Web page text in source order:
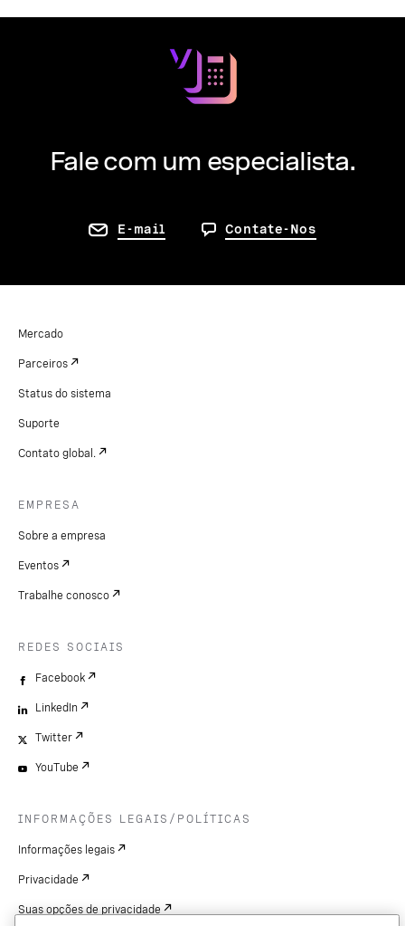
Fale com um especialista.
E-mail Contate-Nos
Mercado
Parceiros
Status do sistema
Suporte
Contato global.
EMPRESA
Sobre a empresa
Eventos
Trabalhe conosco
REDES SOCIAIS
Facebook
LinkedIn
Twitter
YouTube
INFORMAÇÕES LEGAIS/POLÍTICAS
Informações legais
Privacidade
Suas opções de privacidade